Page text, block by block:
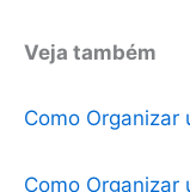
Veja também
Como Organizar
Como Organizar